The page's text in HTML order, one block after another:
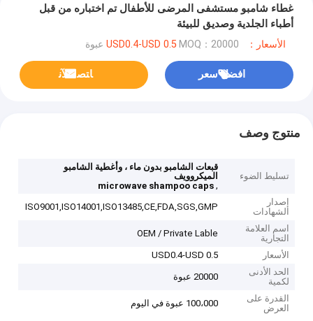
غطاء شامبو مستشفى المرضى للأطفال تم اختباره من قبل
أطباء الجلدية وصديق للبيئة
الأسعار：USD0.4-USD 0.5 MOQ：20000 عبوة
افضل سعر ﺎﺘﺼﻟ ﺍﻶﻧ
منتوج وصف
تسليط الضوء
قبعات الشامبو بدون ماء ، وأغطية الشامبو
الميكروويف
,
microwave shampoo caps
إصدار
الشهادات
ISO9001,ISO14001,ISO13485,CE,FDA,SGS,GMP
اسم العلامة
التجارية
OEM / Private Lable
الأسعار
USD0.4-USD 0.5
الحد الأدنى
لكمية
20000 عبوة
القدرة على
العرض
100،000 عبوة في اليوم